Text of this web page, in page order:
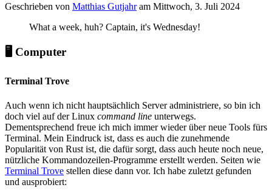
Geschrieben von Matthias Gutjahram Mittwoch, 3. Juli 2024
What a week, huh? Captain, it's Wednesday!
🖥️ Computer
Terminal Trove
Auch wenn ich nicht hauptsächlich Server administriere, so bin ich
doch viel auf der Linux command line unterwegs.
Dementsprechend freue ich mich immer wieder über neue Tools fürs
Terminal. Mein Eindruck ist, dass es auch die zunehmende
Popularität von Rust ist, die dafür sorgt, dass auch heute noch neue,
nützliche Kommandozeilen-Programme erstellt werden. Seiten wie
Terminal Trove stellen diese dann vor. Ich habe zuletzt gefunden
und ausprobiert: